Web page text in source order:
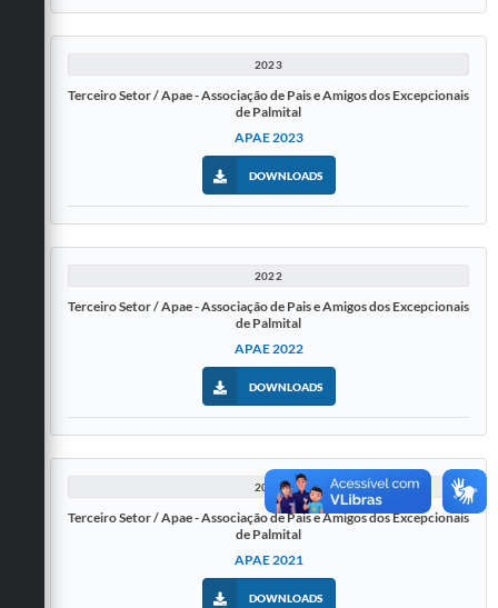
2023
Terceiro Setor / Apae - Associação de Pais e Amigos dos Excepcionais
de Palmital
APAE 2023
DOWNLOADS
2022
Terceiro Setor / Apae - Associação de Pais e Amigos dos Excepcionais
de Palmital
APAE 2022
DOWNLOADS
2021
Terceiro Setor / Apae - Associação de Pais e Amigos dos Excepcionais
de Palmital
APAE 2021
DOWNLOADS